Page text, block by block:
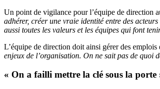
Un point de vigilance pour l’équipe de direction
adhérer, créer une vraie identité entre des
aussi toutes les valeurs et les équipes qui font
L’équipe de direction doit ainsi gérer des
enjeux de l’organisation. On ne sait pas de quoi
« On a failli mettre la clé sous la porte